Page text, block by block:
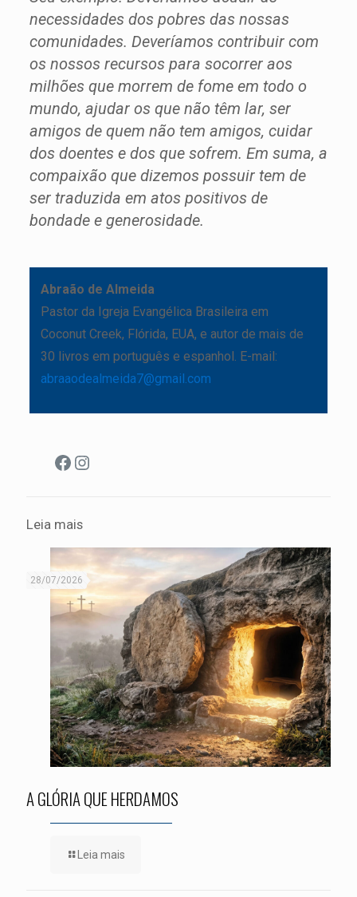
necessidades dos pobres das nossas
comunidades. Deveríamos contribuir com
os nossos recursos para socorrer aos
milhões que morrem de fome em todo o
mundo, ajudar os que não têm lar, ser
amigos de quem não tem amigos, cuidar
dos doentes e dos que sofrem. Em suma, a
compaixão que dizemos possuir tem de
ser traduzida em atos positivos de
bondade e generosidade.
Abraão de Almeida
Pastor da Igreja Evangélica Brasileira em
Coconut Creek, Flórida, EUA, e autor de mais de
30 livros em português e espanhol. E-mail:
abraaodealmeida7@gmail.com
Facebook
Instagram
Leia mais
28/07/2026
A GLÓRIA QUE HERDAMOS
Leia mais